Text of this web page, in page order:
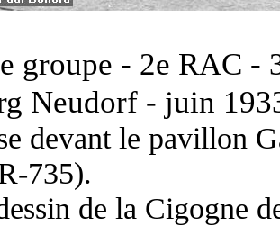
groupe - 2e RAC -
Neudorf - juin
devant le pavillon
735).
de la Cigogne